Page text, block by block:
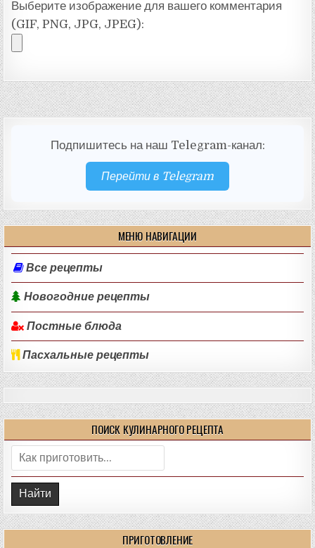
Выберите изображение для вашего комментария
(GIF, PNG, JPG, JPEG):
Подпишитесь на наш Telegram-канал:
Перейти в Telegram
МЕНЮ НАВИГАЦИИ
Все рецепты
Новогодние рецепты
Постные блюда
Пасхальные рецепты
ПОИСК КУЛИНАРНОГО РЕЦЕПТА
Поиск:
ПРИГОТОВЛЕНИЕ